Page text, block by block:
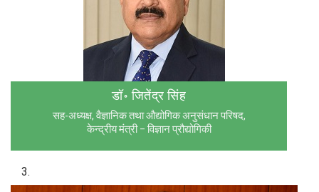
डॉ॰ जितेंद्र सिंह
सह-अध्यक्ष, वैज्ञानिक तथा औद्योगिक अनुसंधान परिषद,
केन्द्रीय मंत्री – विज्ञान प्रौद्योगिकी
3.